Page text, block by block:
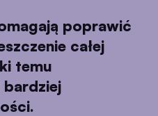
poprawić
całej
temu
bardziej